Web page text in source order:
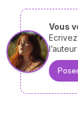
Vous
l’auteur